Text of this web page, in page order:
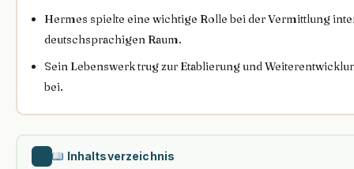
Hermes spielte eine wichtige Rolle bei der Vermittlung
deutschsprachigen Raum.
Sein Lebenswerk trug zur Etablierung und
bei.
Inhaltsverzeichnis